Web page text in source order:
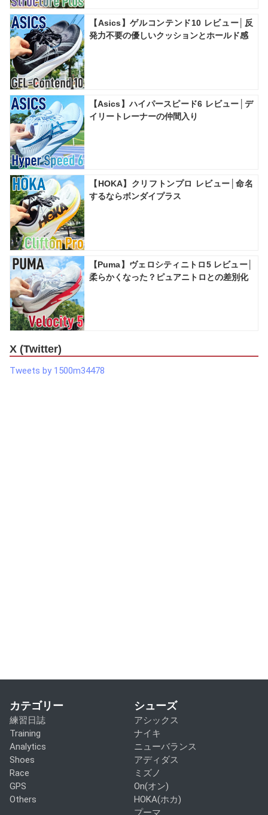
【Asics】ゲルコンテンド10 レビュー│反
発力不要の優しいクッションとホールド感
【Asics】ハイパースピード6 レビュー│デ
イリートレーナーの仲間入り
【HOKA】クリフトンプロ レビュー│命名
するならボンダイプラス
【Puma】ヴェロシティニトロ5 レビュー│
柔らかくなった？ピュアニトロとの差別化
X (Twitter)
Tweets by 1500m34478
カテゴリー
練習日誌
Training
Analytics
Shoes
Race
GPS
Others
シューズ
アシックス
ナイキ
ニューバランス
アディダス
ミズノ
On(オン)
HOKA(ホカ)
プーマ